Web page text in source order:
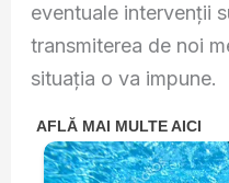
eventuale intervenții
transmiterea de noi
situația o va impune.